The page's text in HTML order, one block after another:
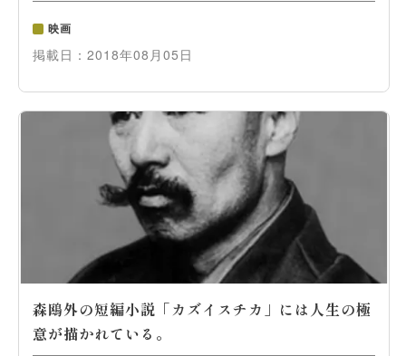
映画
掲載日： 2018年08月05日
森鴎外の短編小説「カズイスチカ」には人生の極
意が描かれている。